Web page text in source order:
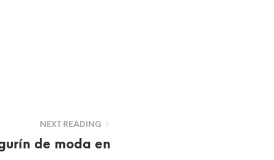
NEXT READING
de moda en